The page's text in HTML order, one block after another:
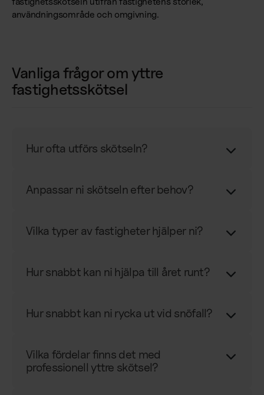
användningsområde och omgivning.
Vanliga frågor om yttre
fastighetsskötsel
Hur ofta utförs skötseln?
Anpassar ni skötseln efter behov?
Vilka typer av fastigheter hjälper ni?
Hur snabbt kan ni hjälpa till året runt?
Hur snabbt kan ni rycka ut vid snöfall?
Vilka fördelar finns det med
professionell yttre skötsel?